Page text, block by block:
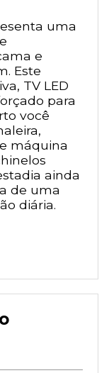
uma
e
Este
TV LED
para
você
máquina
ainda
de uma
diária.